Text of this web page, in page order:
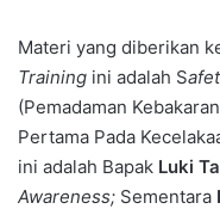
Materi yang diberikan
Training ini adalah S
(Pemadaman
Pertama Pada
ini adalah Bapak Luki
Awareness; Sementara